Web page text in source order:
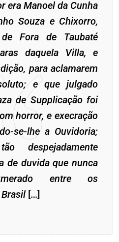
era Manoel da Cunha
Souza e Chixorro,
Fora de Taubaté
daquela Villa, e
para aclamarem
e que julgado
de Supplicação foi
horror, e execração
se-lhe a Ouvidoria;
despejadamente
de duvida que nunca
entre os
[…]